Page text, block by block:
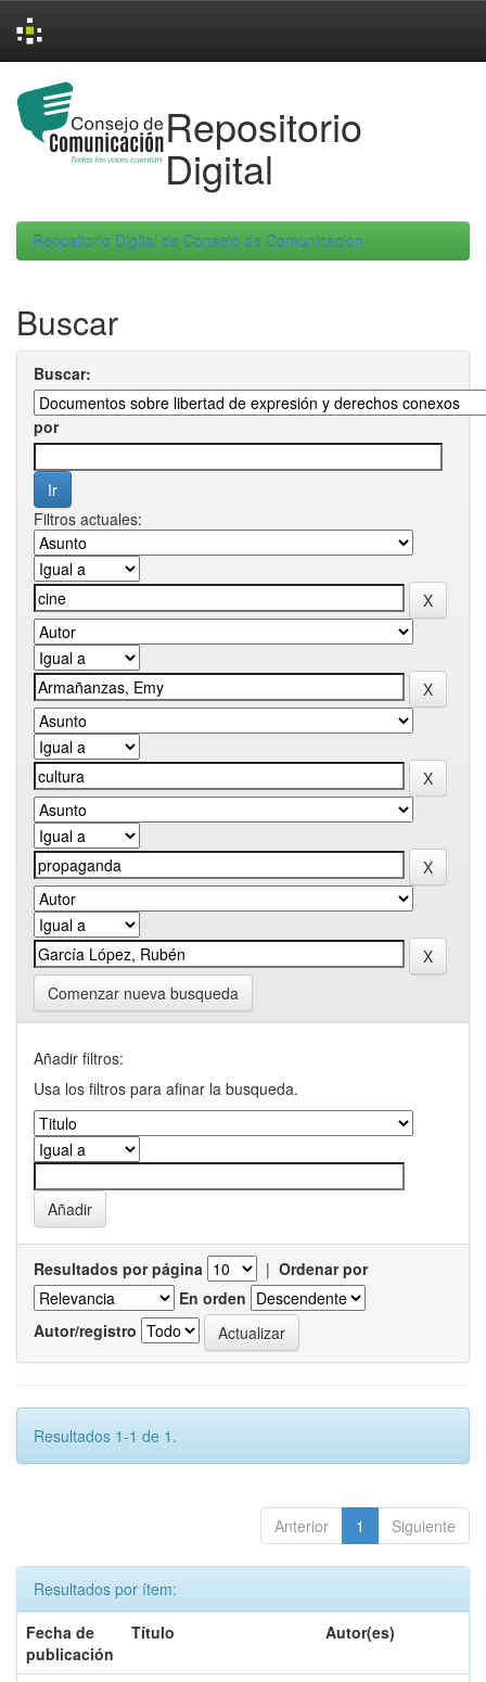
navigation
Repositorio
Digital
Repositorio Digital de Consejo de Comunicacion
Buscar
Buscar:
por
Filtros actuales:
Comenzar nueva busqueda
Añadir filtros:
Usa los filtros para afinar la busqueda.
Resultados por página | Ordenar por
En orden
Autor/registro
Resultados 1-1 de 1.
Anterior 1 Siguiente
Resultados por ítem:
Fecha de
publicación
Título Autor(es)